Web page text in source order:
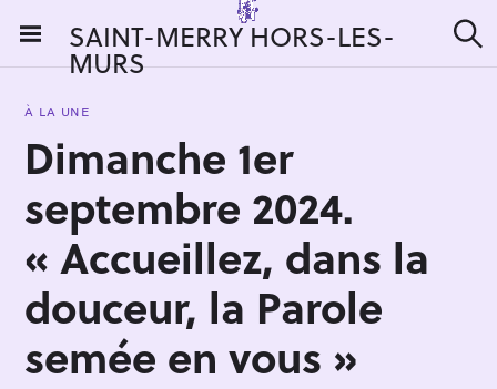
i
SAINT-MERRY HORS-LES-
MURS e
À LA UNE
Dimanche 1er
septembre 2024.
« Accueillez, dans la
douceur, la Parole
semée en vous »